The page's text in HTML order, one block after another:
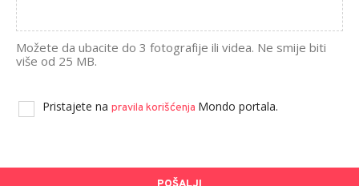
Možete da ubacite do 3 fotografije ili videa. Ne smije biti
više od 25 MB.
Pristajete na pravila korišćenja Mondo portala.